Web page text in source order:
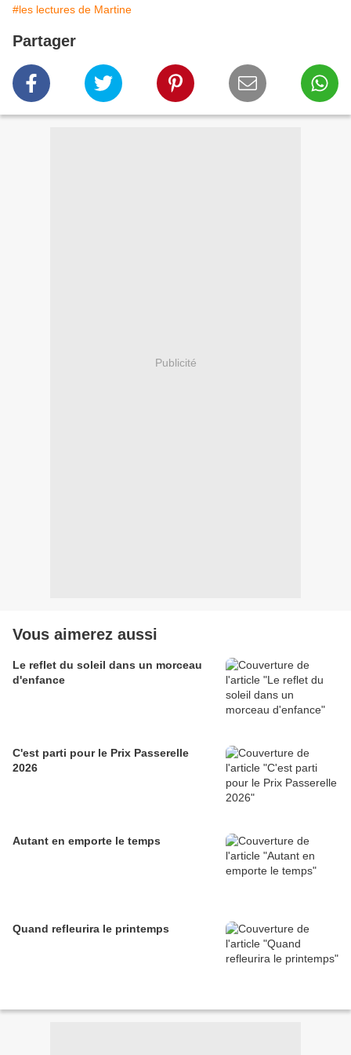
#les lectures de Martine
Partager
Publicité
Vous aimerez aussi
Le reflet du soleil dans un morceau
d'enfance
C'est parti pour le Prix Passerelle
2026
Autant en emporte le temps
Quand refleurira le printemps